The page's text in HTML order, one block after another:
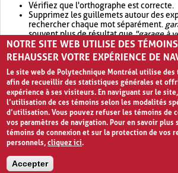
Vérifiez que l'orthographe est correcte.
Supprimez les guillemets autour des
rechercher chaque mot séparément.
souvent plus de résultat que"garage à
Envisagez d'élargir votre recherche avec
retournera souvent plus de résultat que
NOTRE SITE WEB UTILISE DES
REHAUSSER VOTRE EXPÉRIENCE DE
Le site web de Polytechnique Montréal utilise des
afin de recueillir des statistiques générales et
expérience à ses visiteurs. En naviguant sur le
l’utilisation de ces témoins selon les modalités
d’utilisation. Vous pouvez refuser les témoins de
vos paramètres de navigation. Pour en savoir plus
témoins de connexion et sur la protection de vos
personnels,cliquez ici.
Accepter